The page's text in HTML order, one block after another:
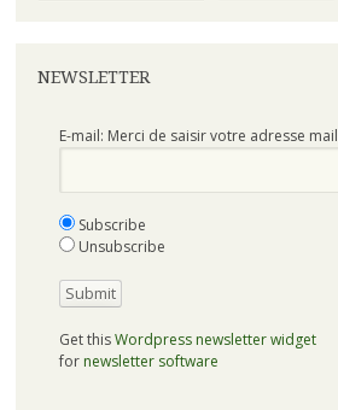
NEWSLETTER
E-mail: Merci de saisir votre adresse mail
Subscribe
Unsubscribe
Get thisWordpress newsletter widget
for newsletter software